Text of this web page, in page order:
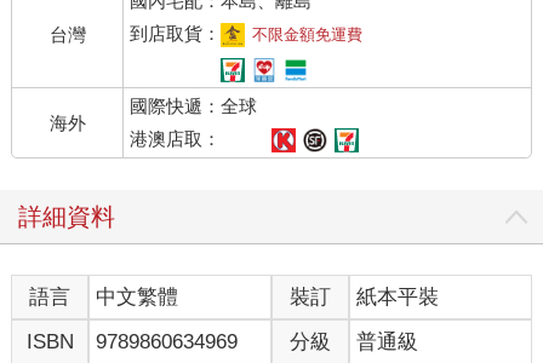
台灣
到店取貨：
不限金額免運費
海外
國際快遞：全球
港澳店取：
詳細資料
語言 中文繁體 裝訂
紙本平裝
ISBN
9789860634969 分級 普通級